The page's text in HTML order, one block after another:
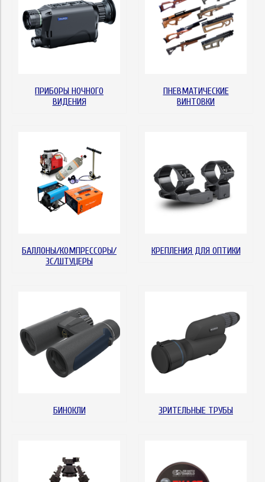
ПРИБОРЫ НОЧНОГО
ВИДЕНИЯ
ПНЕВМАТИЧЕСКИЕ
ВИНТОВКИ
БАЛЛОНЫ/КОМПРЕССОРЫ/
ЗС/ШТУЦЕРЫ
КРЕПЛЕНИЯ ДЛЯ ОПТИКИ
БИНОКЛИ ЗРИТЕЛЬНЫЕ ТРУБЫ